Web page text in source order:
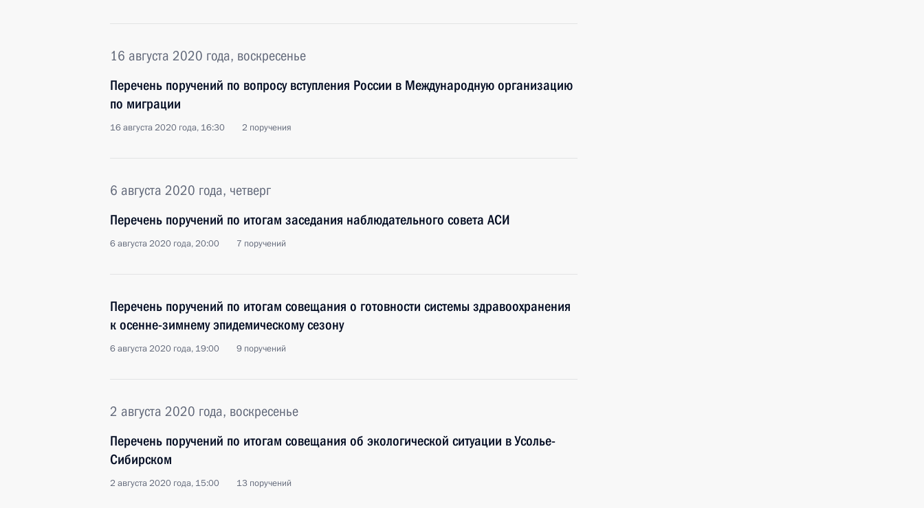
16 августа 2020 года, воскресенье
Перечень поручений по вопросу вступления России в Международную организацию
по миграции
16 августа 2020 года, 16:30 2 поручения
6 августа 2020 года, четверг
Перечень поручений по итогам заседания наблюдательного совета АСИ
6 августа 2020 года, 20:00 7 поручений
Перечень поручений по итогам совещания о готовности системы здравоохранения
к осенне-зимнему эпидемическому сезону
6 августа 2020 года, 19:00 9 поручений
2 августа 2020 года, воскресенье
Перечень поручений по итогам совещания об экологической ситуации в Усолье-
Сибирском
2 августа 2020 года, 15:00 13 поручений